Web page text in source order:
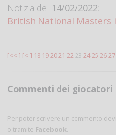
Notizia del 14/02/2022:
British National Masters
[<<-] [<-] 18 192021 22 23 2425 2627
Commenti dei giocatori
Per poter scrivere un commento
o tramite Facebook.